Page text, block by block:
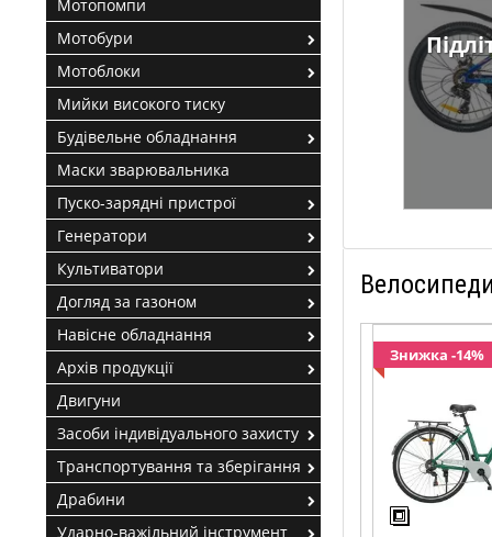
Велосипеди
Знижка -14%
Мотопомпи
Мотобури
Мотоблоки
Мийки високого тиску
Будівельне обладнання
Маски зварювальника
Пуско-зарядні пристрої
Генератори
Культиватори
Догляд за газоном
Навісне обладнання
Архів продукції
Двигуни
Засоби індивідуального захисту
Транспортування та зберігання
Драбини
Ударно-важільний інструмент